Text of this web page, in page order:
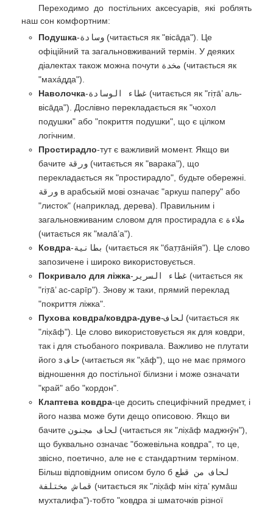
Переходимо до постільних аксесуарів, які роблять
наш сон комфортним:
Подушка-وسادة (читається як "вісāда"). Це
офіційний та загальновживаний термін. У деяких
діалектах також можна почути مخدة (читається як
"махáдда").
Наволочка-غطاء الوسادة (читається як "гіт̣а̄’ аль-
вісāда"). Дослівно перекладається як "чохол
подушки" або "покриття подушки", що є цілком
логічним.
Простирадло-тут є важливий момент. Якщо ви
бачите ورقة (читається як "варака"), що
перекладається як "простирадло", будьте обережні.
ورقة в арабській мові означає "аркуш паперу" або
"листок" (наприклад, дерева). Правильним і
загальновживаним словом для простирадла є ملاءة
(читається як "мала̄’а").
Ковдра-بطانية (читається як "бат̣т̣а̄нійя"). Це слово
запозичене і широко використовується.
Покривало для ліжка- غطاء السرير (читається як
"гіт̣а̄’ ас-сарīр"). Знову ж таки, прямий переклад
"покриття ліжка".
Пухова ковдра/ковдра-дуве-لحاف (читається як
"ліх̣а̄ф"). Це слово використовується як для ковдри,
так і для стьобаного покривала. Важливо не плутати
його зحاف (читається як "х̣а̄ф"), що не має прямого
відношення до постільної білизни і може означати
"край" або "кордон".
Клаптева ковдра-це досить специфічний предмет, і
його назва може бути дещо описовою. Якщо ви
бачите لحاف مجنون (читається як "ліх̣а̄ф маджнӯн"),
що буквально означає "божевільна ковдра", то це,
звісно, поетично, але не є стандартним терміном.
Більш відповідним описом було б لحاف من قطع
قماش مختلفة (читається як "ліх̣а̄ф мін кіт̣а’ к̣умāш
мухталифа")-тобто "ковдра зі шматочків різної